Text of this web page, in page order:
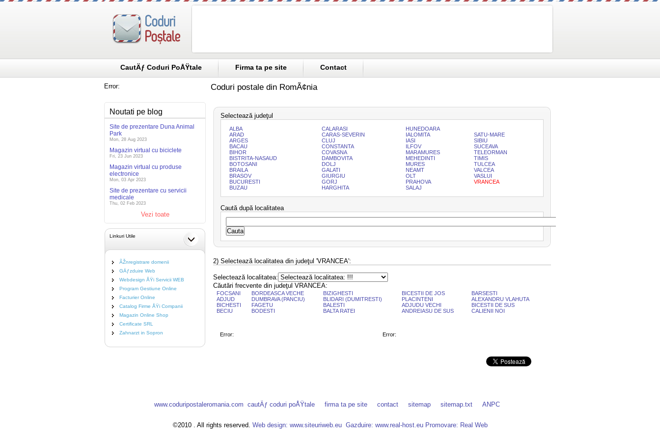
CautÄƒ Coduri PoÅŸtale Firma ta pe site Contact
Error:
Noutati pe blog
Site de prezentare Duna Animal
Park
Mon, 28 Aug 2023
Magazin virtual cu biciclete
Fri, 23 Jun 2023
Magazin virtual cu produse
electronice
Mon, 03 Apr 2023
Site de prezentare cu servicii
medicale
Thu, 02 Feb 2023
Vezi toate
Linkuri Utile
ÃŽnregistrare domenii
GÄƒzduire Web
Webdesign ÅŸi Servicii WEB
Program Gestiune Online
Facturier Online
Catalog Firme ÅŸi Companii
Magazin Online Shop
Certificate SRL
Zahnarzt in Sopron
Coduri postale din RomÃ¢nia
Selectează judeţul
ALBA
ARAD
ARGES
BACAU
BIHOR
BISTRITA-NASAUD
BOTOSANI
BRAILA
BRASOV
BUCURESTI
BUZAU
CALARASI
CARAS-SEVERIN
CLUJ
CONSTANTA
COVASNA
DAMBOVITA
DOLJ
GALATI
GIURGIU
GORJ
HARGHITA
HUNEDOARA
IALOMITA
IASI
ILFOV
MARAMURES
MEHEDINTI
MURES
NEAMT
OLT
PRAHOVA
SALAJ
SATU-MARE
SIBIU
SUCEAVA
TELEORMAN
TIMIS
TULCEA
VALCEA
VASLUI
VRANCEA
Caută după localitatea
2) Selectează localitatea din judeţul 'VRANCEA':
Selectează localitatea:
Căutări frecvente din judeţul VRANCEA:
FOCSANI
ADJUD
BICHESTI
BECIU
BORDEASCA VECHE
DUMBRAVA (PANCIU)
FAGETU
BODESTI
BIZIGHESTI
BLIDARI (DUMITRESTI)
BALESTI
BALTA RATEI
BICESTII DE JOS
PLACINTENI
ADJUDU VECHI
ANDREIASU DE SUS
BARSESTI
ALEXANDRU VLAHUTA
BICESTII DE SUS
CALIENII NOI
Error: Error:
www.coduripostaleromania.com cautÄƒ coduri poÅŸtale firma ta pe site contact sitemap sitemap.txt ANPC
©2010 . All rights reserved. Web design: www.siteuriweb.eu Gazduire: www.real-host.eu Promovare: Real Web